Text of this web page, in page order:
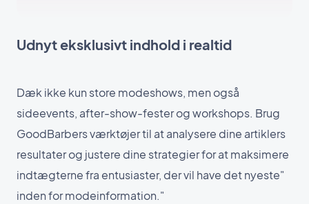
Udnyt eksklusivt indhold i realtid
Dæk ikke kun store modeshows, men også
sideevents, after-show-fester og workshops. Brug
GoodBarbers værktøjer til at analysere dine artiklers
resultater og justere dine strategier for at maksimere
indtægterne fra entusiaster, der vil have det nyeste"
inden for modeinformation."